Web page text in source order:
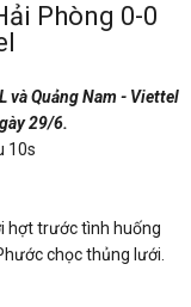
Phòng 0-0
và Quảng Nam - Viettel
29/6.
10s
hợt trước tình huống
chọc thủng lưới.